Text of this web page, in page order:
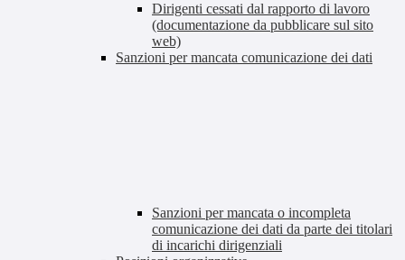
Dirigenti cessati dal rapporto di lavoro
(documentazione da pubblicare sul sito
web)
Sanzioni per mancata comunicazione dei dati
Sanzioni per mancata o incompleta
comunicazione dei dati da parte dei titolari
di incarichi dirigenziali